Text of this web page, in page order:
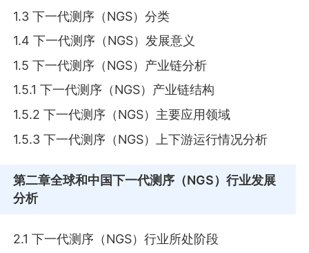
1.3 下一代测序（NGS）分类
1.4 下一代测序（NGS）发展意义
1.5 下一代测序（NGS）产业链分析
1.5.1 下一代测序（NGS）产业链结构
1.5.2 下一代测序（NGS）主要应用领域
1.5.3 下一代测序（NGS）上下游运行情况分析
第二章全球和中国下一代测序（NGS）行业发展
分析
2.1 下一代测序（NGS）行业所处阶段